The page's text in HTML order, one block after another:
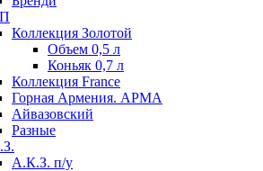
Коллекция Золотой
Объем 0,5 л
Коньяк 0,7 л
Коллекция France
Горная Армения. АРМА
Айвазовский
Разные
А.К.З. п/у